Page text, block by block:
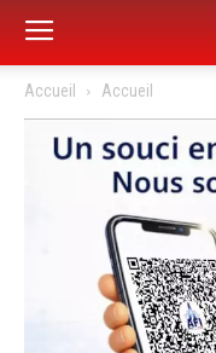
Accueil Accueil